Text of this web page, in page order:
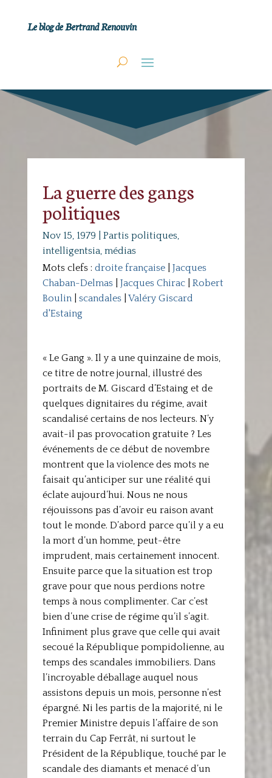
Le blog de Bertrand Renouvin
La guerre des gangs
politiques
Nov 15, 1979
Partis politiques,
intelligentsia, médias
Mots clefs : droite française| Jacques
Chaban-Delmas| Jacques Chirac| Robert
Boulin| scandales| Valéry Giscard
d'Estaing
« Le Gang ». Il y a une quinzaine de mois,
ce titre de notre journal, illustré des
portraits de M. Giscard d’Estaing et de
quelques dignitaires du régime, avait
scandalisé certains de nos lecteurs. N’y
avait-il pas provocation gratuite ? Les
événements de ce début de novembre
montrent que la violence des mots ne
faisait qu’anticiper sur une réalité qui
éclate aujourd’hui. Nous ne nous
réjouissons pas d’avoir eu raison avant
tout le monde. D’abord parce qu’il y a eu
la mort d’un homme, peut-être
imprudent, mais certainement innocent.
Ensuite parce que la situation est trop
grave pour que nous perdions notre
temps à nous complimenter. Car c’est
bien d’une crise de régime qu’il s’agit.
Infiniment plus grave que celle qui avait
secoué la République pompidolienne, au
temps des scandales immobiliers. Dans
l’incroyable déballage auquel nous
assistons depuis un mois, personne n’est
épargné. Ni les partis de la majorité, ni le
Premier Ministre depuis l’affaire de son
terrain du Cap Ferrât, ni surtout le
Président de la République, touché par le
scandale des diamants et menacé d’un